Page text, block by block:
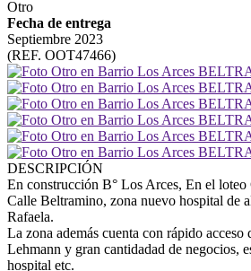
Otro
Fecha de entrega
Septiembre 2023
(REF. OOT47466)
DESCRIPCIÓN
En construcción B° Los Arces, En el
Calle Beltramino, zona nuevo hospital de
Rafaela.
La zona además cuenta con rápido acceso
Lehmann y gran cantidadad de negocios,
hospital etc.